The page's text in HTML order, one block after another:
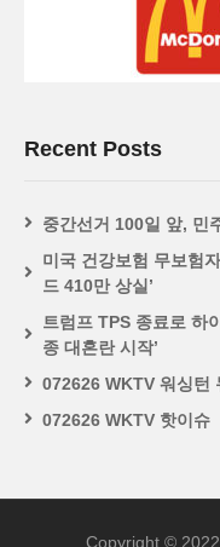
Recent Posts
중간선거 100일 앞, 민
미국 건강보험 무보험
드 410만 상실’
트럼프 TPS 종료로 하
종 대혼란 시작’
072626 WKTV 워싱턴
072626 WKTV 핫이슈
Copyright © 2022